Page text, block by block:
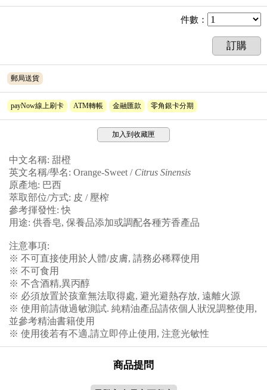
件數 ：
訂購
郵局送貨
payNow線上刷卡 ATM轉帳 金融匯款 零角銀卡分期
加入到收藏匣
中文名稱: 甜橙
英文名稱/學名: Orange-Sweet / Citrus Sinensis
原產地: 巴西
萃取部位/方式: 皮 / 壓榨
參考揮發性: 快
用途: 供香皂, 保養品添加或調配各種芳香產品
注意事項:
※ 不可直接使用於人體/皮膚, 請務必稀釋使用
※ 不可食用
※ 不含酒精,異丙醇
※ 必須放置於孩童無法取得處, 避光避熱存放, 遠離火源
※ 使用前請做過敏測試. 純精油產品請依個人狀況調整使用,
並參考精油書籍使用
※ 使用後若有不適,請立即停止使用, 注意光敏性
商品提問